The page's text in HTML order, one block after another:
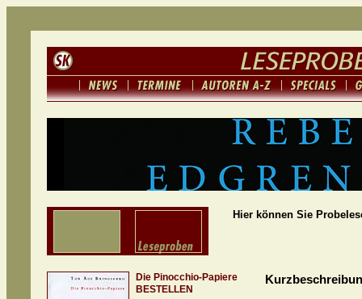
Hier können Sie
Die Pinocchio-Papiere
BESTELLEN